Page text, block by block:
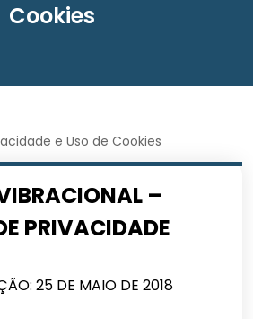
Cookies
e Uso de Cookies
–
PRIVACIDADE
25 DE MAIO DE 2018